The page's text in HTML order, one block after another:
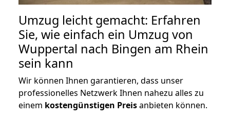
Umzug leicht gemacht: Erfahren
Sie, wie einfach ein Umzug von
Wuppertal nach Bingen am Rhein
sein kann
Wir können Ihnen garantieren, dass unser
professionelles Netzwerk Ihnen nahezu alles zu
einem kostengünstigen Preisanbieten können.